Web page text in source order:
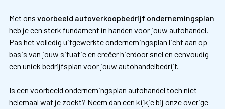
Met ons voorbeeld autoverkoopbedrijf ondernemingsplan
heb je een sterk fundament in handen voor jouw autohandel.
Pas het volledig uitgewerkte ondernemingsplan licht aan op
basis van jouw situatie en creëer hierdoor snel en eenvoudig
een uniek bedrijfsplan voor jouw autohandelbedrijf.
Is een voorbeeld ondernemingsplan autohandel toch niet
helemaal wat je zoekt? Neem dan een kijkje bij onze overige